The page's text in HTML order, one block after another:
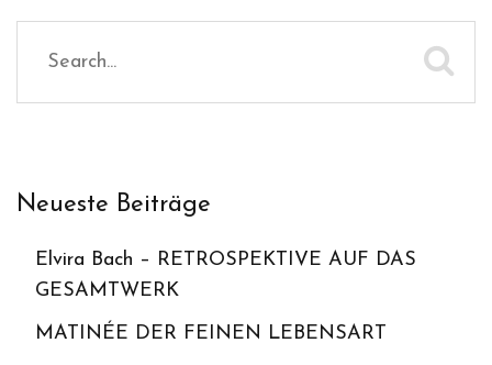
Neueste Beiträge
Elvira Bach – RETROSPEKTIVE AUF DAS
GESAMTWERK
MATINÉE DER FEINEN LEBENSART